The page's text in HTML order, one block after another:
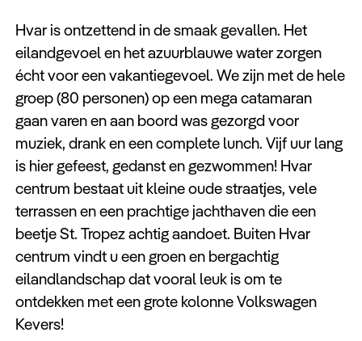
Hvar is ontzettend in de smaak gevallen. Het
eilandgevoel en het azuurblauwe water zorgen
écht voor een vakantiegevoel. We zijn met de hele
groep (80 personen) op een mega catamaran
gaan varen en aan boord was gezorgd voor
muziek, drank en een complete lunch. Vijf uur lang
is hier gefeest, gedanst en gezwommen! Hvar
centrum bestaat uit kleine oude straatjes, vele
terrassen en een prachtige jachthaven die een
beetje St. Tropez achtig aandoet. Buiten Hvar
centrum vindt u een groen en bergachtig
eilandlandschap dat vooral leuk is om te
ontdekken met een grote kolonne Volkswagen
Kevers!